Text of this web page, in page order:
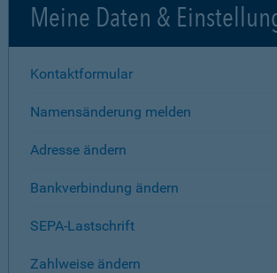
Meine Daten &
Kontaktformular
Namensänderung melden
Adresse ändern
Bankverbindung ändern
SEPA-Lastschrift
Zahlweise ändern